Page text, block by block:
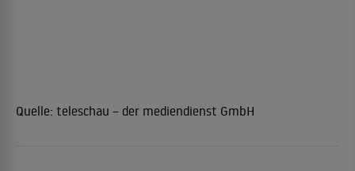
Quelle: teleschau – der mediendienst GmbH